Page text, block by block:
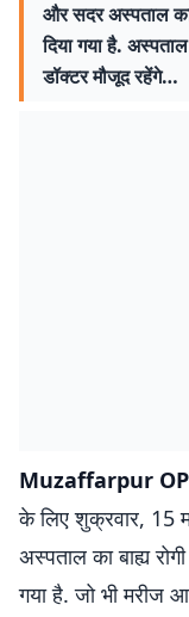
और सदर अस्पताल
दिया गया है.
डॉक्टर मौजूद रहेंगे…
Muzaffarpur
के लिए शुक्रवार, 15
अस्पताल का बाह्य
गया है. जो भी मरीज